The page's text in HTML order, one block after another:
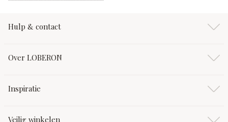
Hulp & contact
Over LOBERON
Inspiratie
Veilig winkelen